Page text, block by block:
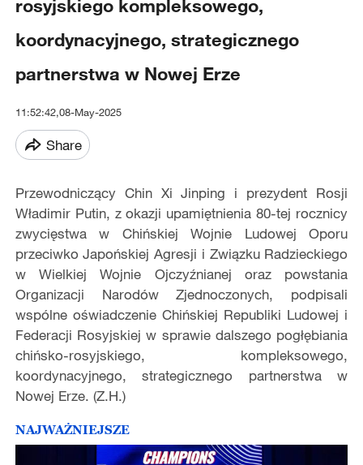
rosyjskiego kompleksowego,
koordynacyjnego, strategicznego
partnerstwa w Nowej Erze
11:52:42,08-May-2025
Share
Przewodniczący Chin Xi Jinping i prezydent Rosji
Władimir Putin, z okazji upamiętnienia 80-tej rocznicy
zwycięstwa w Chińskiej Wojnie Ludowej Oporu
przeciwko Japońskiej Agresji i Związku Radzieckiego
w Wielkiej Wojnie Ojczyźnianej oraz powstania
Organizacji Narodów Zjednoczonych, podpisali
wspólne oświadczenie Chińskiej Republiki Ludowej i
Federacji Rosyjskiej w sprawie dalszego pogłębiania
chińsko-rosyjskiego, kompleksowego,
koordynacyjnego, strategicznego partnerstwa w
Nowej Erze. (Z.H.)
NAJWAŻNIEJSZE